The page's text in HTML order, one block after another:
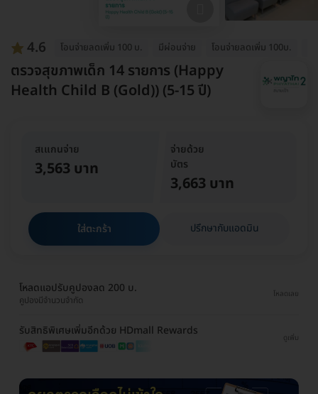
4.6 โอนจ่ายลดเพิ่ม 100 บ. มีผ่อนจ่าย โอนจ่ายลดเพิ่ม 100บ.
ตรวจสุขภาพเด็ก 14 รายการ (Happy
Health Child B (Gold)) (5-15 ปี)
จ่ายด้วย
บัตร
3,663 บาท
สเแกนจ่าย
3,563 บาท
ใส่ตะกร้า ปรึกษากับแอดมิน
โหลดแอปรับคูปองลด 200 บ.
คูปองมีจำนวนจำกัด
โหลดเลย
รับสิทธิพิเศษเพิ่มอีกด้วย HDmall Rewards
ดูเพิ่ม